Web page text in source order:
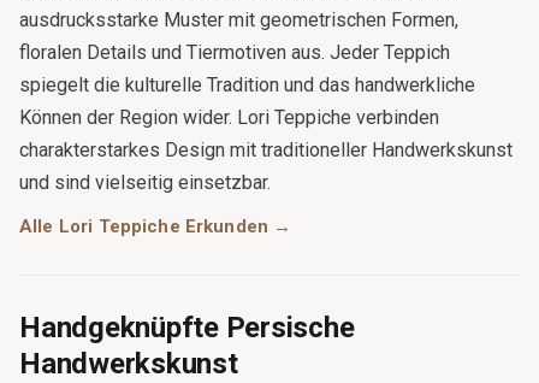
ausdrucksstarke Muster mit geometrischen Formen,
floralen Details und Tiermotiven aus. Jeder Teppich
spiegelt die kulturelle Tradition und das handwerkliche
Können der Region wider. Lori Teppiche verbinden
charakterstarkes Design mit traditioneller Handwerkskunst
und sind vielseitig einsetzbar.
Alle Lori Teppiche Erkunden →
Handgeknüpfte Persische
Handwerkskunst